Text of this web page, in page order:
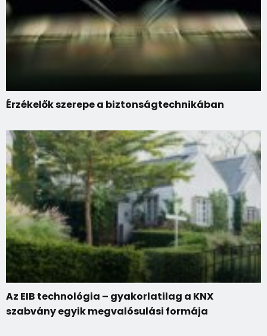
Érzékelők szerepe a biztonságtechnikában
Az EIB technológia – gyakorlatilag a KNX
szabvány egyik megvalósulási formája